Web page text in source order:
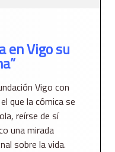
en Vigo su
Vigo con
que la cómica se
reírse de sí
una mirada
sobre la vida.